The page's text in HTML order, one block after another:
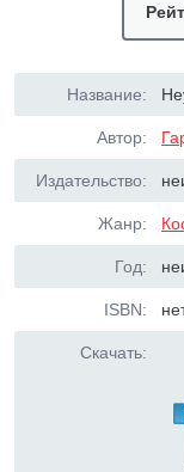
Название:
Автор:
Издательство:
Жанр:
Год:
ISBN:
Скачать: